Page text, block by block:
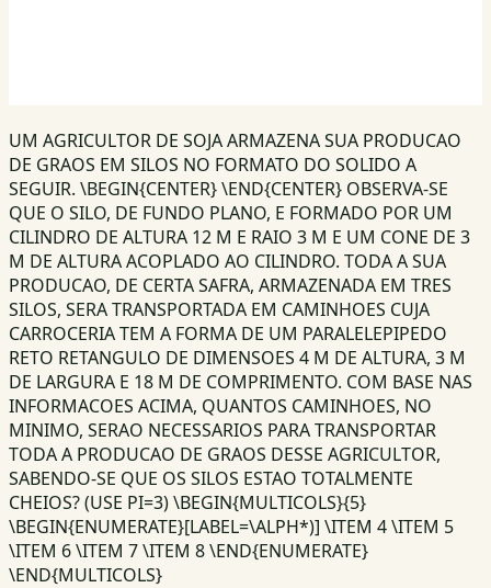
UM AGRICULTOR DE SOJA ARMAZENA SUA PRODUCAO
DE GRAOS EM SILOS NO FORMATO DO SOLIDO A
SEGUIR. \BEGIN{CENTER} \END{CENTER} OBSERVA-SE
QUE O SILO, DE FUNDO PLANO, E FORMADO POR UM
CILINDRO DE ALTURA 12 M E RAIO 3 M E UM CONE DE 3
M DE ALTURA ACOPLADO AO CILINDRO. TODA A SUA
PRODUCAO, DE CERTA SAFRA, ARMAZENADA EM TRES
SILOS, SERA TRANSPORTADA EM CAMINHOES CUJA
CARROCERIA TEM A FORMA DE UM PARALELEPIPEDO
RETO RETANGULO DE DIMENSOES 4 M DE ALTURA, 3 M
DE LARGURA E 18 M DE COMPRIMENTO. COM BASE NAS
INFORMACOES ACIMA, QUANTOS CAMINHOES, NO
MINIMO, SERAO NECESSARIOS PARA TRANSPORTAR
TODA A PRODUCAO DE GRAOS DESSE AGRICULTOR,
SABENDO-SE QUE OS SILOS ESTAO TOTALMENTE
CHEIOS? (USE PI=3) \BEGIN{MULTICOLS}{5}
\BEGIN{ENUMERATE}[LABEL=\ALPH*)] \ITEM 4 \ITEM 5
\ITEM 6 \ITEM 7 \ITEM 8 \END{ENUMERATE}
\END{MULTICOLS}